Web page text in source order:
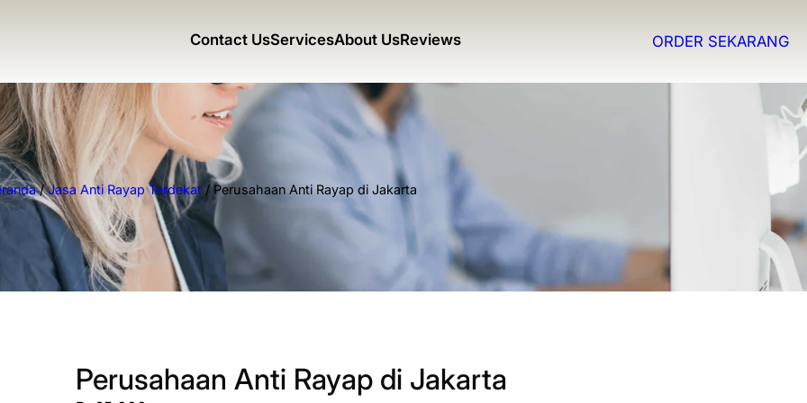
Contact UsServicesAbout UsReviews ORDER SEKARANG
/Jasa Anti Rayap Terdekat/ Perusahaan Anti Rayap di Jakarta
Perusahaan Anti Rayap di Jakarta